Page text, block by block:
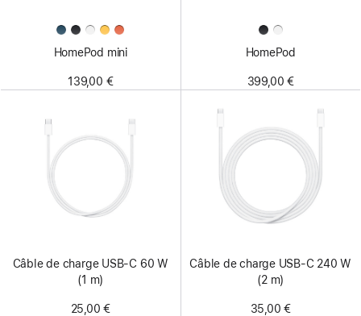
HomePod mini
139,00 €
HomePod
399,00 €
Câble de charge USB‑C 60 W
(1 m)
25,00 €
Câble de charge USB‑C 240 W
(2 m)
35,00 €